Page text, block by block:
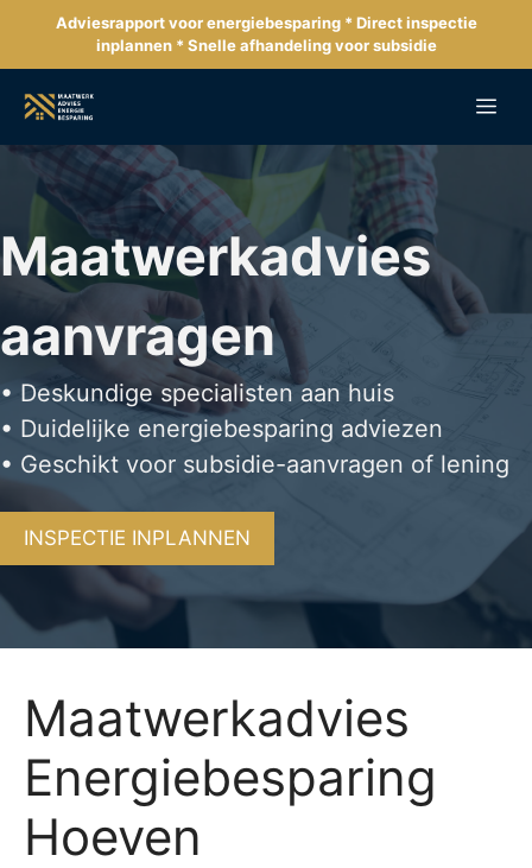
de
inhoud
Adviesrapport voor energiebesparing * Direct inspectie
inplannen * Snelle afhandeling voor subsidie
Maatwerkadvies
aanvragen
• Deskundige specialisten aan huis
• Duidelijke energiebesparing adviezen
• Geschikt voor subsidie-aanvragen of lening
INSPECTIE INPLANNEN
Maatwerkadvies
Energiebesparing
Hoeven